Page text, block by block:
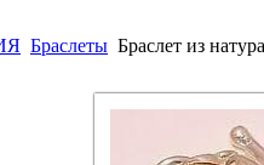
Браслеты Браслет из